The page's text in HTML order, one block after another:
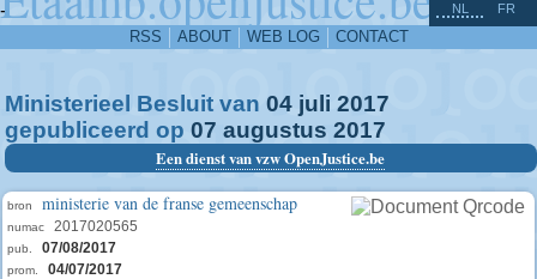
-
RSS ABOUT WEB LOG CONTACT
NL FR
Ministerieel Besluit van 04 juli 2017
gepubliceerd op 07 augustus 2017
Een dienst van vzw OpenJustice.be
bron ministerie van de franse gemeenschap
numac 2017020565
pub. 07/08/2017
prom. 04/07/2017
^